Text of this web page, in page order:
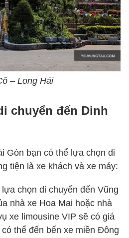
– Long Hải
chuyển đến Dinh
Gòn bạn có thể lựa chọn di
tiện là xe khách và xe máy:
chọn di chuyển đến Vũng
nhà xe Hoa Mai hoặc nhà
xe limousine VIP sẽ có giá
thể đến bến xe miền Đông